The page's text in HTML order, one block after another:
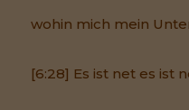
wohin mich mein
[6:28] Es ist net es ist